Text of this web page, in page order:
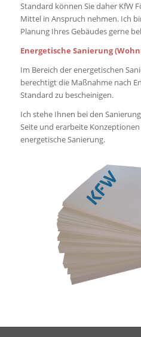
Standard können Sie daher KfW
Mittel in Anspruch nehmen. Ich
Planung Ihres Gebäudes gerne
Energetische Sanierung
Im Bereich der energetischen
berechtigt die Maßnahme nach
Standard zu bescheinigen.
Ich stehe Ihnen bei den
Seite und erarbeite
energetische Sanierung.